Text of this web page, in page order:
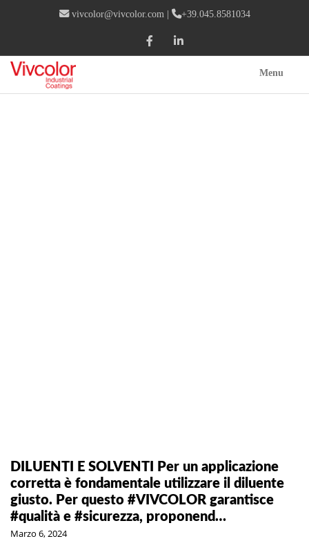
vivcolor@vivcolor.com | +39.045.8581034
Menu
DILUENTI E SOLVENTI Per un applicazione
corretta è fondamentale utilizzare il diluente
giusto. Per questo #VIVCOLOR garantisce
#qualità e #sicurezza, proponend…
Marzo 6, 2024